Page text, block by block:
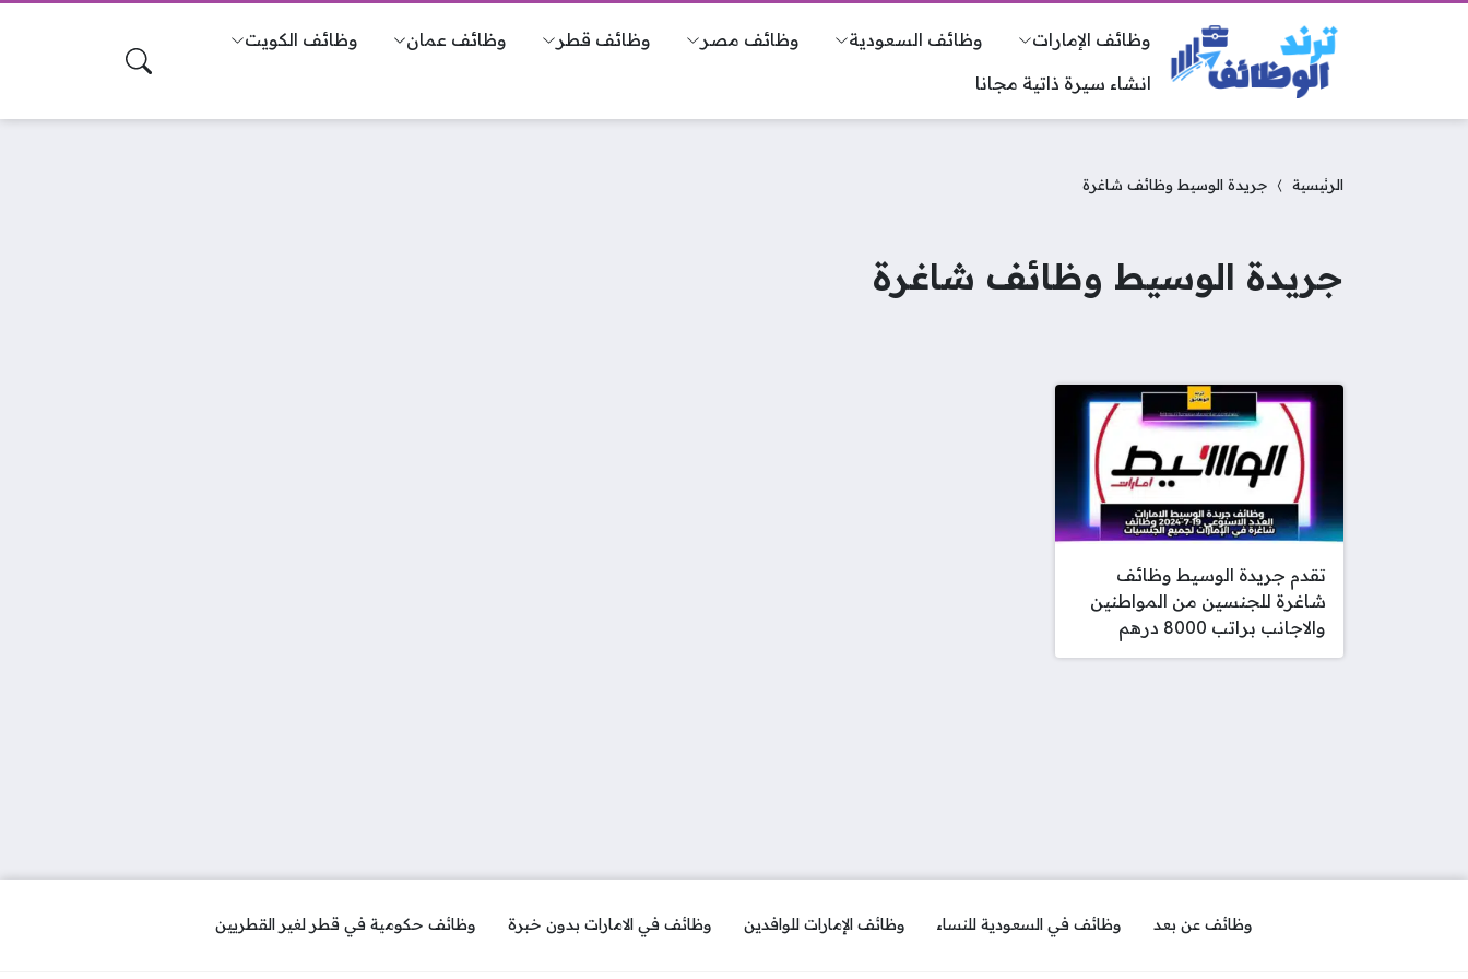
وظائف الإمارات وظائف السعودية وظائف مصر وظائف قطر وظائف عمان
وظائف الكويت
انشاء سيرة ذاتية مجانا
الرئيسية جريدة الوسيط وظائف شاغرة
جريدة الوسيط وظائف شاغرة
تقدم جريدة الوسيط وظائف
شاغرة للجنسين من المواطنين
والاجانب براتب 8000 درهم
وظائف عن بعد وظائف في السعودية للنساء وظائف الإمارات للوافدين وظائف في الامارات بدون خبرة وظائف حكومية في قطر لغير القطريين